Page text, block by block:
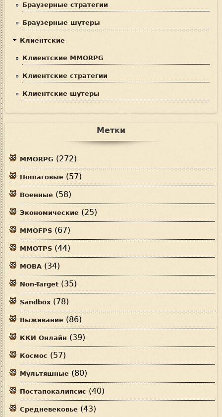
Браузерные стратегии
Браузерные шутеры
Клиентские
Клиентские MMORPG
Клиентские стратегии
Клиентские шутеры
Метки
MMORPG (272)
Пошаговые (57)
Военные (58)
Экономические (25)
MMOFPS (67)
MMOTPS (44)
MOBA (34)
Non-Target (35)
Sandbox (78)
Выживание (86)
ККИ Онлайн (39)
Космос (57)
Мультяшные (80)
Постапокалипсис (40)
Средневековье (43)